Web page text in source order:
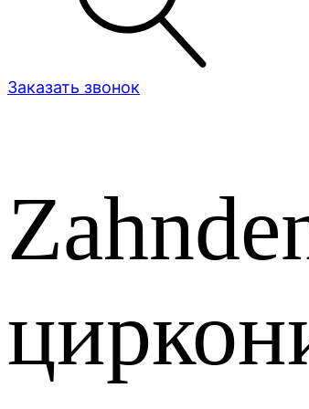
Заказать звонок